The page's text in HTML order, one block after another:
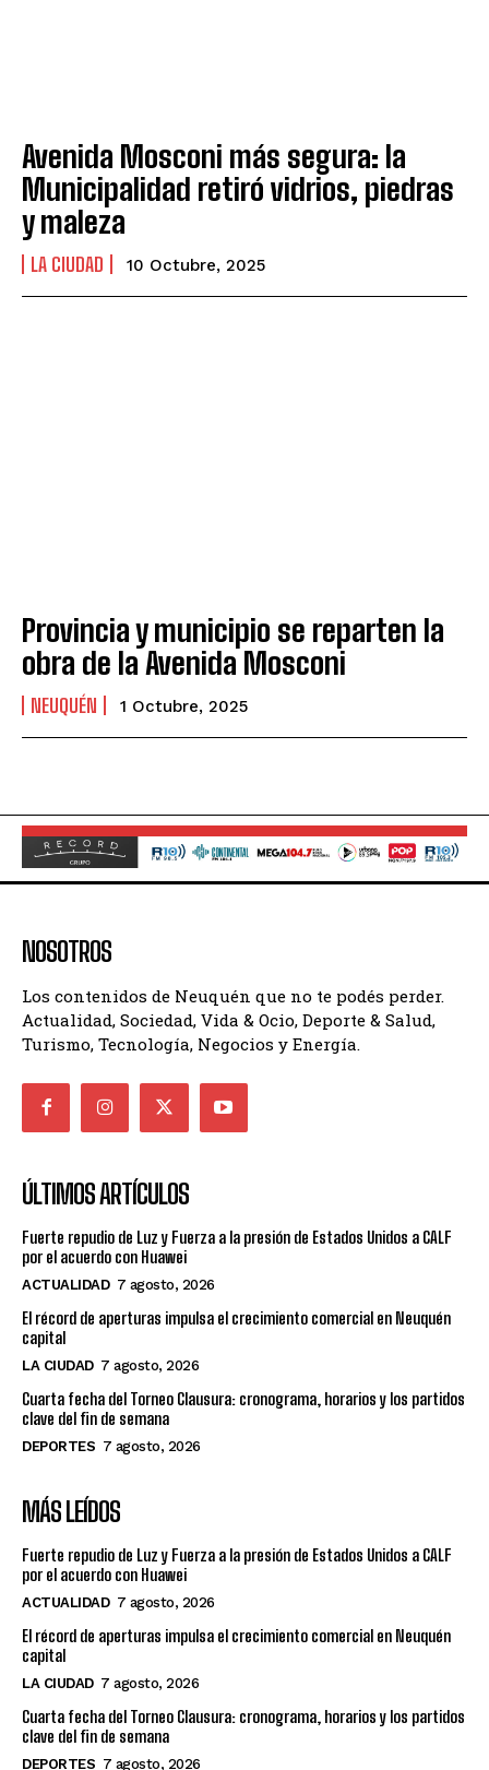
Avenida Mosconi más segura: la
Municipalidad retiró vidrios, piedras
y maleza
LA CIUDAD 10 Octubre, 2025
Provincia y municipio se reparten la
obra de la Avenida Mosconi
NEUQUÉN 1 Octubre, 2025
NOSOTROS
Los contenidos de Neuquén que no te podés perder.
Actualidad, Sociedad, Vida & Ocio, Deporte & Salud,
Turismo, Tecnología, Negocios y Energía.
ÚLTIMOS ARTÍCULOS
Fuerte repudio de Luz y Fuerza a la presión de Estados Unidos a CALF
por el acuerdo con Huawei
ACTUALIDAD 7 agosto, 2026
El récord de aperturas impulsa el crecimiento comercial en Neuquén
capital
LA CIUDAD 7 agosto, 2026
Cuarta fecha del Torneo Clausura: cronograma, horarios y los partidos
clave del fin de semana
DEPORTES 7 agosto, 2026
MÁS LEÍDOS
Fuerte repudio de Luz y Fuerza a la presión de Estados Unidos a CALF
por el acuerdo con Huawei
ACTUALIDAD 7 agosto, 2026
El récord de aperturas impulsa el crecimiento comercial en Neuquén
capital
LA CIUDAD 7 agosto, 2026
Cuarta fecha del Torneo Clausura: cronograma, horarios y los partidos
clave del fin de semana
DEPORTES 7 agosto, 2026